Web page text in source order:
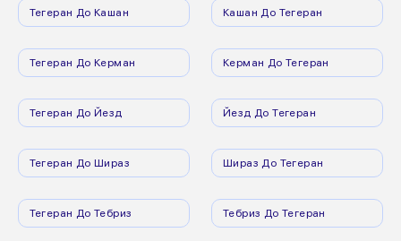
Тегеран До Кашан Кашан До Тегеран
Тегеран До Керман Керман До Тегеран
Тегеран До Йезд Йезд До Тегеран
Тегеран До Шираз Шираз До Тегеран
Тегеран До Тебриз Тебриз До Тегеран